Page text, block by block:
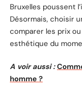
Bruxelles poussent
Désormais, choisir
comparer les prix
esthétique du
A voir aussi :
homme ?